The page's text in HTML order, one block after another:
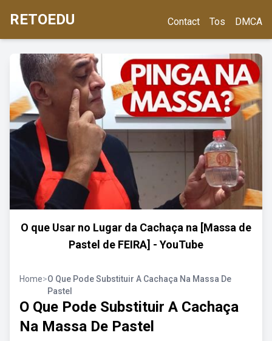
RETOEDU Contact Tos DMCA
O que Usar no Lugar da Cachaça na [Massa de
Pastel de FEIRA] - YouTube
Home>O Que Pode Substituir A Cachaça Na Massa De
Pastel
O Que Pode Substituir A Cachaça
Na Massa De Pastel